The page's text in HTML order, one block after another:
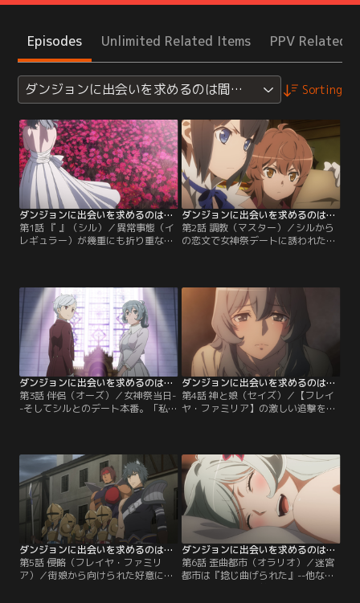
Episodes Unlimited Related Items PPV Related
ダンジョンに出会いを求めるのは間違っているだろうか
Sorting
ダンジョンに出会いを求めるのは間違っているだろうかV 豊穣の女神篇 第01話
第1話 『 』（シル）／異常事態（イ
レギュラー）が幾重にも折り重なっ
ア・ファミリア】の面々。仲間の昇
格（ランクアップ）や、ダンジョン
深層で急速に距離が縮まったリュー
とベルの甘酸っぱい関係性など、多
少の変化はあったものの…。【提
供：バンダイチャンネル】
ダンジョンに出会いを求めるのは間違っているだろうかV 豊穣の女神篇 第02話
第2話 調教（マスター）／シルから
の恋文で女神祭デートに誘われたベ
ンドに拉致されてしまう。ヘディン
の目的は『シルを喜ばせる』ため
に、ベルの対女性能力（モテ力）を
引き上げること……訳が分からない
まま、ベルは過酷な特訓へと引き込
まれてしまう。【提供：バンダイチ
ャンネル】
ダンジョンに出会いを求めるのは間違っているだろうかV 豊穣の女神篇 第03話
第3話 伴侶（オーズ）／女神祭当日-
-そしてシルとのデート本番。「私
ア、アイズ、豊穣の女主人の店
員……そしてどういう訳か【フレイ
ヤ・ファミリア】の眷族たち。なん
とか追手の追跡を逃れ、ベルとシル
は『聖フルランド大精堂』に辿り着
く。【提供：バンダイチャンネル】
ダンジョンに出会いを求めるのは間違っているだろうかV 豊穣の女神篇 第04話
第4話 神と娘（セイズ）／【フレイ
ヤ・ファミリア】の激しい追撃をか
め、ずぶ濡れ……。そんな状況でシ
ルがベルを引き入れたのはベッドが
ひとつしかない宿屋だった。シャワ
ーを浴び、乾いた衣服に着替え……
問答、駆け引き、葛藤、迷い--そし
て……。【提供：バンダイチャンネ
ル】
ダンジョンに出会いを求めるのは間違っているだろうかV 豊穣の女神篇 第05話
第5話 侵略（フレイヤ・ファミリ
ア）／街娘から向けられた好意に、
ダンジョンに出会いを求めるのは間違っているだろうかV 豊穣の女神篇 第06話
第6話 歪曲都市（オラリオ）／迷宮
都市は『捻じ曲げられた』--他なら